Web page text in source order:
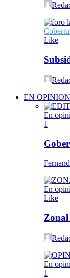
Like
EN
En
1
En
Like
Zonal
En
1